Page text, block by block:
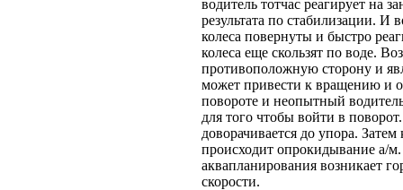
водитель тотчас реагирует на
результата по стабилизации. И
колеса повернуты и быстро
колеса еще скользят по воде.
противоположную сторону и
может привести к вращению и
повороте и неопытный
для того чтобы войти в
доворачивается до упора.
происходит опрокидывание а/
аквапланирования возникает
скорости.